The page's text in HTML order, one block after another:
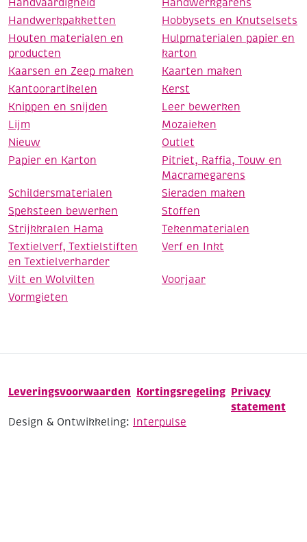
Handvaardigheid
Handwerkgarens
Handwerkpakketten
Hobbysets en Knutselsets
Houten materialen en
producten
Hulpmaterialen papier en
karton
Kaarsen en Zeep maken
Kaarten maken
Kantoorartikelen
Kerst
Knippen en snijden
Leer bewerken
Lijm
Mozaieken
Nieuw
Outlet
Papier en Karton
Pitriet, Raffia, Touw en
Macramegarens
Schildersmaterialen
Sieraden maken
Speksteen bewerken
Stoffen
Strijkkralen Hama
Tekenmaterialen
Textielverf, Textielstiften
en Textielverharder
Verf en Inkt
Vilt en Wolvilten
Voorjaar
Vormgieten
Leveringsvoorwaarden Kortingsregeling Privacy
statement
Design & Ontwikkeling: Interpulse